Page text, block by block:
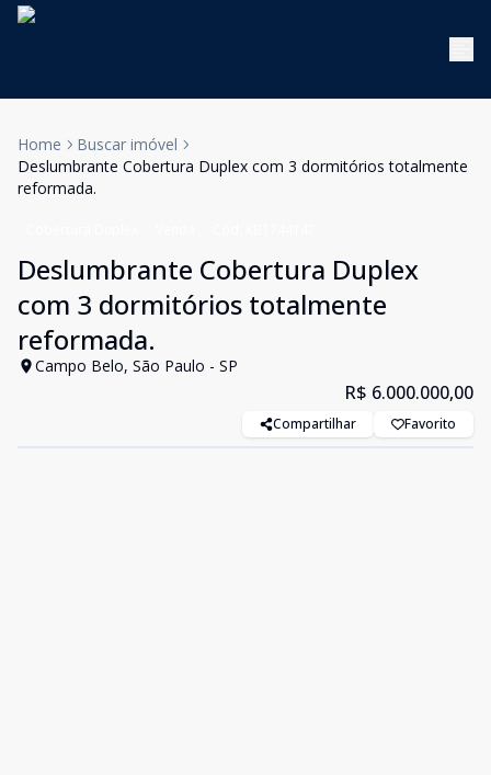
Home
Buscar imóvel
Deslumbrante Cobertura Duplex com 3 dormitórios totalmente
reformada.
Deslumbrante Cobertura Duplex
com 3 dormitórios totalmente
reformada.
Campo Belo, São Paulo - SP
R$ 6.000.000,00
Compartilhar Favorito